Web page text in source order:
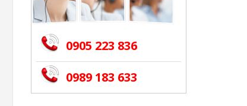
0905 223 836
0989 183 633